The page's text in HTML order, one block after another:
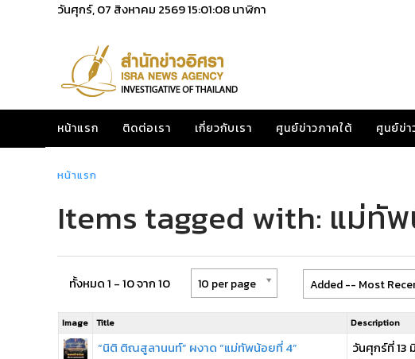
วันศุกร์, 07 สิงหาคม 256915:01:08นาฬิกา
หน้าแรก ติดต่อเรา เกี่ยวกับเรา ศูนย์ข่าวภาคใต้ ศูนย์ข่า
หน้าแรก
Items tagged with: แม่ทั
ทั้งหมด 1 - 10 จาก 10 10 per page Added -- Most
Image Title Description
“นิติ ติณสูลานนท์” ผงาด “แม่ทัพน้อยที่ 4”
วันศุกร์ที่ 13